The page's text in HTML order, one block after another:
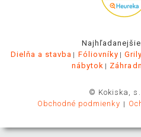
Dielňa a stavba
Fóliovníky
nábytok
© Kokiska,
Obchodné podmienky